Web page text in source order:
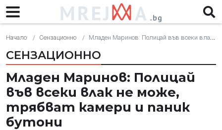
Начало Сензационно Младен Маринов: Полицай във всеки влак не може, трябват камери и паник бутони
СЕНЗАЦИОННО
Младен Маринов: Полицай
във всеки влак не може,
трябват камери и паник
бутони